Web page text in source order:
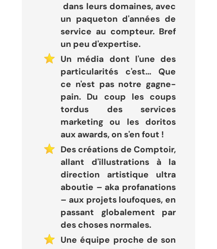
dans leurs domaines, avec
un paqueton d'années de
service au compteur. Bref
un peu d'expertise.
Un média dont l'une des
particularités c'est... Que
ce n'est pas notre gagne-
pain. Du coup les coups
tordus des services
marketing ou les doritos
aux awards, on s'en fout !
Des créations de Comptoir,
allant d'illustrations à la
direction artistique ultra
aboutie – aka profanations
– aux projets loufoques, en
passant globalement par
des choses normales.
Une équipe proche de son